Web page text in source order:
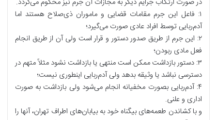
۱: فاعل این جرم مقامات قضایی و ماموران ذی‌صلاح هستند اما
آدم‌ربایی توسط افراد عادی صورت می‌گیرد؛
۲: این جرم از طریق صدور دستور و قرار است ولی آن از طریق انجام
فعل مادی ربودن؛
۳: دستور بازداشت ممکن است منتهی یا بازداشت نشود مثلاً متهم در
دسترسی نباشد یا وثیقه بدهد ولی آدم‌ربایی اینطوری نیست؛
۴: آدم‌ربایی بصورت مخفیانه انجام می‌شود ولی بازداشت به صورت
اداری و علنی.
و با کشاندن طعمه‌های بیگناه خود به بیابان‌های اطراف تهران، آنها را